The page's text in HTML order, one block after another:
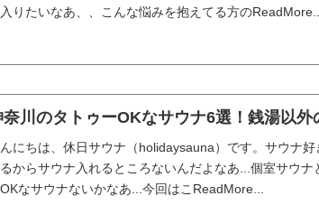
りたいなあ、、こんな悩みを抱えてる方のReadMore...
奈川のタトゥーOKなサウナ6選！銭湯以
にちは、休日サウナ（holidaysauna）です。サウナ
からサウナ入れるところないんだよなあ...個室サウナ
なサウナないかなあ...今回はこReadMore...